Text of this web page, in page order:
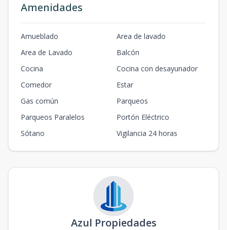
Amenidades
Amueblado
Area de lavado
Area de Lavado
Balcón
Cocina
Cocina con desayunador
Comedor
Estar
Gas común
Parqueos
Parqueos Paralelos
Portón Eléctrico
Sótano
Vigilancia 24 horas
Azul Propiedades